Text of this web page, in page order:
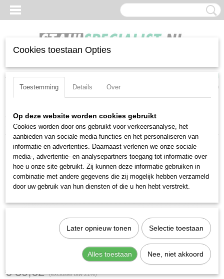
Inloggen Registreren
(0)
Home >Impactdoppen>3-4-aansluiting>Losse doppen
Stahlwille 56IMP-24 (25020024)
Stahlwille 56IMP-24
(25020024)
€ 39,62 (exclusief btw 21%)
Cookies toestaan Opties
Toestemming Details Over
Op deze website worden cookies gebruikt
Cookies worden door ons gebruikt voor verkeersanalyse, het
aanbieden van sociale media-functies en het personaliseren van
informatie en advertenties. Daarnaast verlenen we onze sociale
media-, advertentie- en analysepartners toegang tot informatie over
hoe u onze site gebruikt. Zij kunnen deze informatie gebruiken in
combinatie met andere gegevens die zij mogelijk hebben verzameld
door uw gebruik van hun diensten of die u hen hebt verstrekt.
Later opnieuw tonen Selectie toestaan
Alles toestaan Nee, niet akkoord